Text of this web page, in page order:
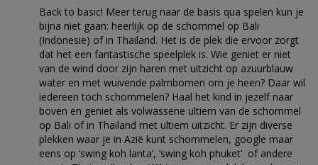
Back to basic! Meer terug naar de basis qua spelen kun je
bijna niet gaan: heerlijk op de schommel op Bali
(Indonesie) of in Thailand. Het is de plek die ervoor zorgt
dat het een fantastische speelplek is. Wie geniet er niet
van de wind door zijn haren met uitzicht op azuurblauw
water en met wuivende palmbomen om je heen? Daar wil
iedereen toch schommelen? Haal het kind in jezelf naar
boven en geniet als volwassene ultiem van de schommel
op Bali of in Thailand met ultiem uitzicht. Er zijn diverse
plekken waar je in Azië kunt schommelen, google maar
eens op ‘swing koh lanta’, ‘swing koh phuket’ of andere